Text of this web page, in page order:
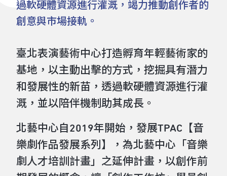
過軟硬體資源進⾏灌溉，竭力推動創作者的
創意與市場接軌。
臺北表演藝術中⼼打造孵育年輕藝術家的
基地，以主動出擊的⽅式，挖掘具有潛⼒
和發展性的新苗，透過軟硬體資源進⾏灌
溉，並以陪伴機制助其成長。
北藝中心自2019年開始，發展TPAC【音
樂劇作品發展系列】，為北藝中⼼「音樂
劇⼈才培訓計畫」之延伸計畫，以創作前